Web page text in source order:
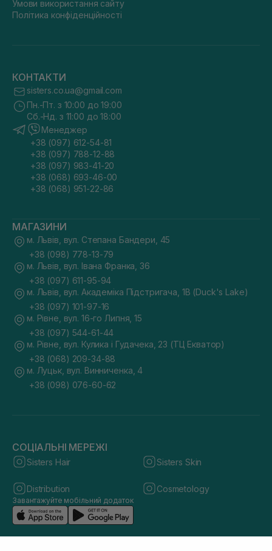
Умови використання сайту
Політика конфіденційності
КОНТАКТИ
sisters.co.ua@gmail.com
Пн.-Пт. з 10:00 до 19:00
Сб.-Нд. з 11:00 до 18:00
Менеджер
+38 (097) 612-54-81
+38 (097) 788-12-88
+38 (097) 983-41-20
+38 (068) 693-46-00
+38 (068) 951-22-86
МАГАЗИНИ
м. Львів, вул. Степана Бандери, 45
+38 (098) 778-13-79
м. Львів, вул. Івана Франка, 36
+38 (097) 611-95-94
м. Львів, вул. Академіка Підстригача, 1В (Duck's Lake)
+38 (097) 101-97-16
м. Рівне, вул. 16-го Липня, 15
+38 (097) 544-61-44
м. Рівне, вул. Кулика і Гудачека, 23 (ТЦ Екватор)
+38 (068) 209-34-88
м. Луцьк, вул. Винниченка, 4
+38 (098) 076-60-62
СОЦІАЛЬНІ МЕРЕЖІ
Sisters Hair Sisters Skin
Distribution Cosmetology
Завантажуйте мобільний додаток